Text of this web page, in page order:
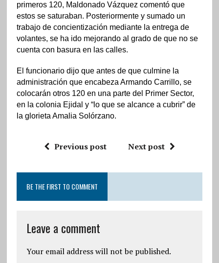
primeros 120, Maldonado Vázquez comentó que
estos se saturaban. Posteriormente y sumado un
trabajo de concientización mediante la entrega de
volantes, se ha ido mejorando al grado de que no se
cuenta con basura en las calles.
El funcionario dijo que antes de que culmine la
administración que encabeza Armando Carrillo, se
colocarán otros 120 en una parte del Primer Sector,
en la colonia Ejidal y “lo que se alcance a cubrir” de
la glorieta Amalia Solórzano.
Previous post Next post
BE THE FIRST TO COMMENT
Leave a comment
Your email address will not be published.